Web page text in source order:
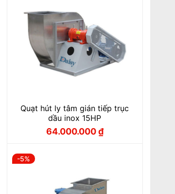
Quạt hút ly tâm gián tiếp trục
dầu inox 15HP
Giá
64.000.000₫
Giá
-5%